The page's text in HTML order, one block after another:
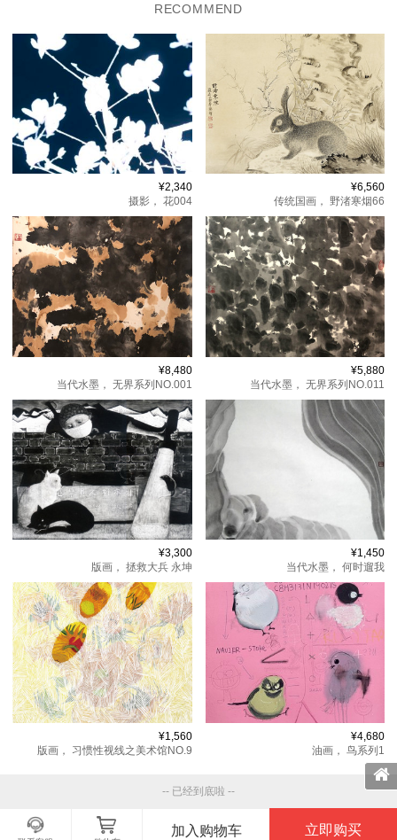
加入购物车 立即购买
RECOMMEND
¥2,340
摄影， 花004
¥6,560
传统国画， 野渚寒烟66
¥8,480
当代水墨， 无界系列NO.001
¥5,880
当代水墨， 无界系列NO.011
¥3,300
版画， 拯救大兵 永坤
¥1,450
当代水墨， 何时遛我
¥1,560
版画，
习惯性视线之美术馆NO.9
¥4,680
油画， 鸟系列1
-- 已经到底啦 --